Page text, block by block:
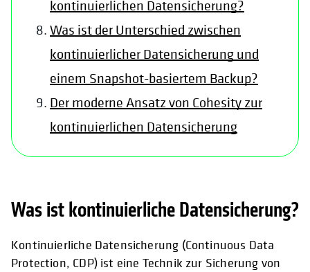
kontinuierlichen Datensicherung?
Was ist der Unterschied zwischen
kontinuierlicher Datensicherung und
einem Snapshot-basiertem Backup?
Der moderne Ansatz von Cohesity zur
kontinuierlichen Datensicherung
Was ist kontinuierliche Datensicherung?
Kontinuierliche Datensicherung (Continuous Data
Protection, CDP) ist eine Technik zur Sicherung von